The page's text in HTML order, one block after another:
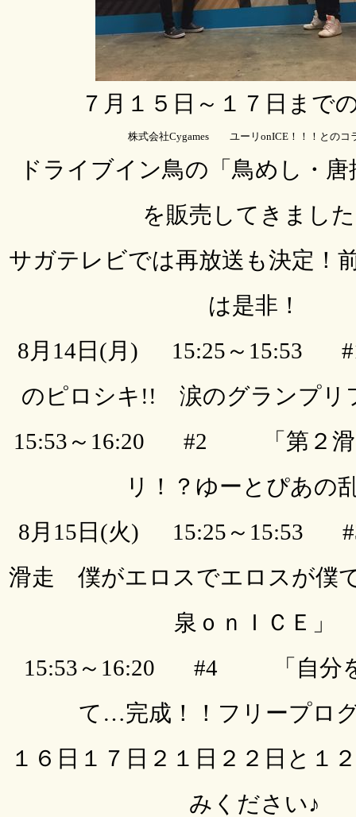
７月１５日～１７日まで
株式会社Cygames ユーリonICE！！！とのコ
ドライブイン鳥の「鳥めし・
を販売してきまし
サガテレビでは再放送も決定！
は是非！
8月14日(月) 15:25～
のピロシキ!! 涙のグランプリ
15:53～16:20 #2 「第２滑
リ！？ゆーとぴあの
8月15日(火) 15:25～
滑走 僕がエロスでエロスが僕
泉ｏｎＩＣＥ」
15:53～16:20 #4 「自分を
て…完成！！フリープロ
１６日１７日２１日２２日と１
みください♪